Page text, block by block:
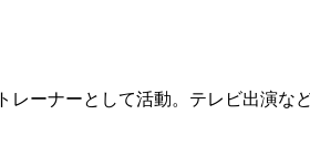
レーナーとして活動。テレビ出演